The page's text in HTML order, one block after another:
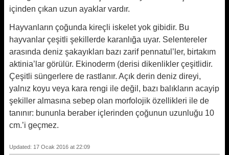
içinden çıkan uzun ayaklar vardır.
Hayvanların çoğunda kireçli iskelet yok gibidir. Bu
hayvanlar çeşitli şekillerde karanlığa uyar. Selentereler
arasında deniz şakayıkları bazı zarif pennatul’ler, birtakım
aktinia’lar görülür. Ekinoderm (derisi dikenlikler çeşitlidir.
Çeşitli süngerlere de rastlanır. Açık derin deniz direyi,
yalnız koyu veya kara rengi ile değil, bazı balıkların acayip
şekiller almasına sebep olan morfolojik özellikleri ile de
tanınır: bununla beraber içlerinden çoğunun uzunluğu 10
cm.’i geçmez.
Updated: 17 Ocak 2016 at 22:09